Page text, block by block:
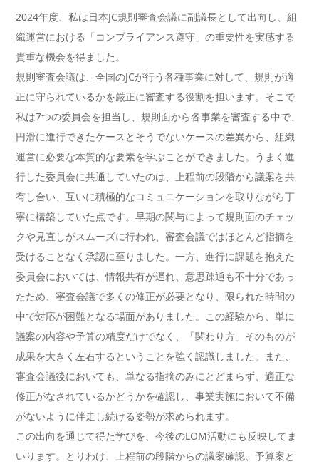
2024年度、私は日本JC規則審査会議に副議長として出向し、組
織運営における「コンプライアンス遵守」の重要性を実感する
貴重な機会を得ました。
規則審査会議は、全国のJCが行う各種事業に対して、規則が適
正に守られているかを厳正に審査する役割を担います。そこで
私は7つの委員会を担当し、規則面から各事業を審査する中で、
円滑に進行できたケースとそうでないケースの差異から、組織
運営に必要な本質的な要素を学ぶことができました。うまく進
行した委員会に共通していたのは、上程前の段階から議案を共
有し合い、互いに積極的なコミュニケーションを取りながら丁
寧に構築していた点です。早期の関与によって規則面のチェッ
クや見直しがスムーズに行われ、審査会議ではほとんど指摘を
受けることなく承認に至りました。一方、進行に課題を抱えた
委員会においては、情報共有が遅れ、意思疎通も不十分であっ
たため、審査会議で多くの修正が必要となり、限られた時間の
中で対応が困難となる場面がありました。この経験から、単に
議案の内容や予算の精度だけでなく、「関わり方」そのものが
成果を大きく左右するということを強く認識しました。また、
審査会議後においても、単なる指摘のみにとどまらず、適正な
修正がなされているかどうかを確認し、事業実施において不備
がないように伴走し続ける姿勢が求められます。
この出向を通じて得た学びを、今後のLOM活動にも反映してま
いります。とりわけ、上程前の段階からの議案確認、予算案と